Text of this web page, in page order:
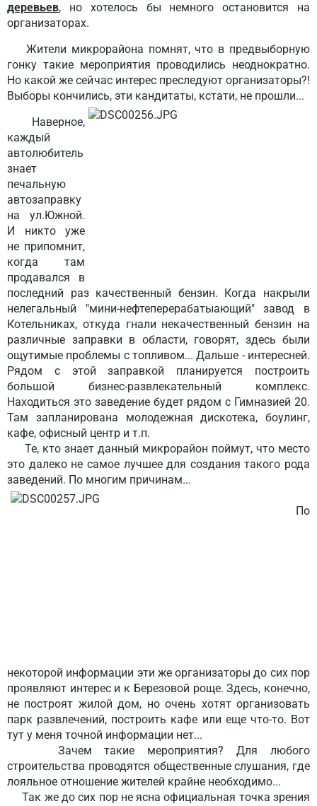
деревьев, но хотелось бы немного остановится на
организаторах.
Жители микрорайона помнят, что в предвыборную
гонку такие мероприятия проводились неоднократно.
Но какой же сейчас интерес преследуют организаторы?!
Выборы кончились, эти кандитаты, кстати, не прошли...
Наверное,
каждый
автолюбитель
знает
печальную
автозаправку
на ул.Южной.
И никто уже
не припомнит,
когда там
продавался в
последний раз качественный бензин. Когда накрыли
нелегальный "мини-нефтеперерабатыающий" завод в
Котельниках, откуда гнали некачественный бензин на
различные заправки в области, говорят, здесь были
ощутимые проблемы с топливом... Дальше - интересней.
Рядом с этой заправкой планируется построить
большой бизнес-развлекательный комплекс.
Находиться это заведение будет рядом с Гимназией 20.
Там запланирована молодежная дискотека, боулинг,
кафе, офисный центр и т.п.
Те, кто знает данный микрорайон поймут, что место
это далеко не самое лучшее для создания такого рода
заведений. По многим причинам...
По
некоторой информации эти же организаторы до сих пор
проявляют интерес и к Березовой роще. Здесь, конечно,
не построят жилой дом, но очень хотят организовать
парк развлечений, построить кафе или еще что-то. Вот
тут у меня точной информации нет...
Зачем такие мероприятия? Для любого
строительства проводятся общественные слушания, где
лояльное отношение жителей крайне необходимо...
Так же до сих пор не ясна официальная точка зрения